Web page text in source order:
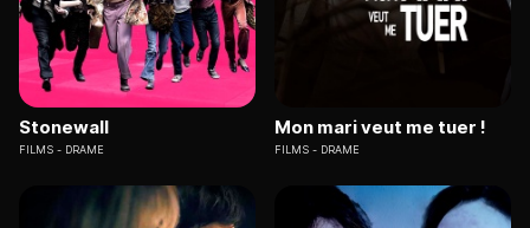
Stonewall
FILMS DRAME
Mon mari veut me tuer !
FILMS DRAME